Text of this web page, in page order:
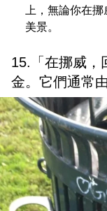
上，無論你在
美景。
15.「在挪威，
金。它們通常